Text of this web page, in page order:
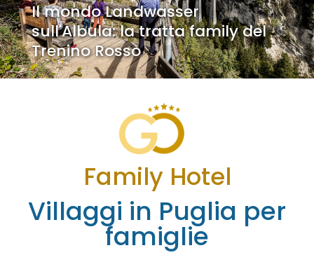
Il mondo Landwasser
sull'Albula: la tratta family del
Trenino Rosso
Family Hotel
Villaggi in Puglia per
famiglie